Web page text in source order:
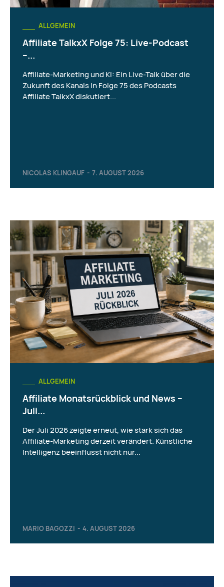
ALLGEMEIN
Affiliate TalkxX Folge 75: Live-Podcast
–...
NICOLAS KLINGAUF - 7. AUGUST 2026
Affiliate-Marketing und KI: Ein Live-Talk über die
Zukunft des Kanals In Folge 75 des Podcasts
Affiliate TalkxX diskutiert...
ALLGEMEIN
Affiliate Monatsrückblick und News –
Juli...
MARIO BAGOZZI - 4. AUGUST 2026
Der Juli 2026 zeigte erneut, wie stark sich das
Affiliate-Marketing derzeit verändert. Künstliche
Intelligenz beeinflusst nicht nur...